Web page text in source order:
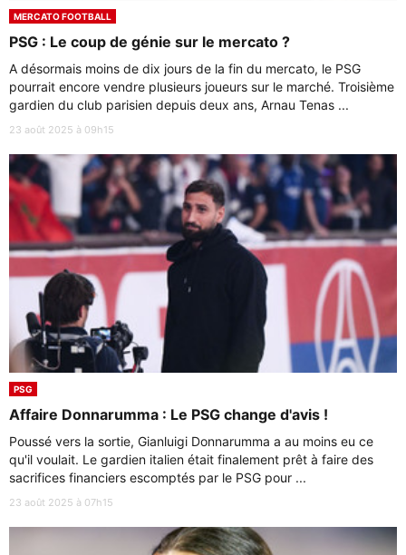
MERCATO FOOTBALL
PSG : Le coup de génie sur le mercato ?
A désormais moins de dix jours de la fin du mercato, le PSG
pourrait encore vendre plusieurs joueurs sur le marché. Troisième
gardien du club parisien depuis deux ans, Arnau Tenas ...
23 août 2025 à 09h15
PSG
Affaire Donnarumma : Le PSG change d'avis !
Poussé vers la sortie, Gianluigi Donnarumma a au moins eu ce
qu'il voulait. Le gardien italien était finalement prêt à faire des
sacrifices financiers escomptés par le PSG pour ...
23 août 2025 à 07h15